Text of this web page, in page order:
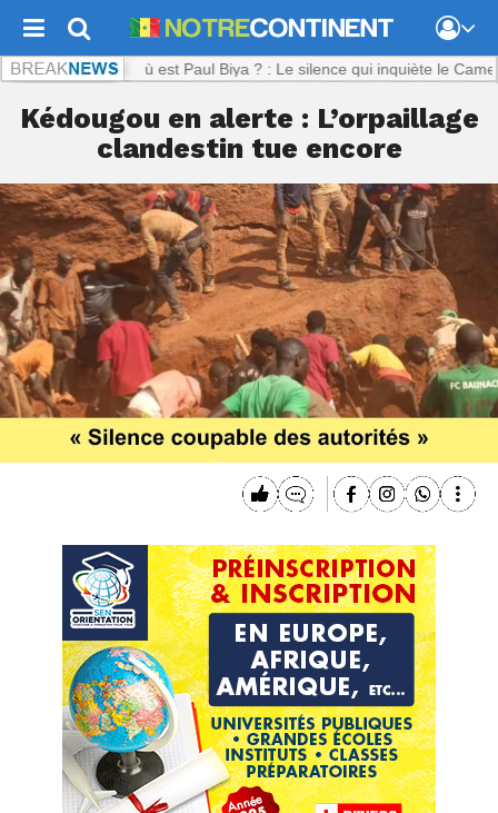
: Où est Paul Biya ? : Le silence qui inquiète le Cameroun
Kédougou en alerte : L’orpaillage
clandestin tue encore